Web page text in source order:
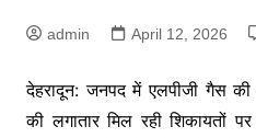
admin April 12, 2026
देहरादून: जनपद में एलपीजी गैस की
की लगातार मिल रही शिकायतों